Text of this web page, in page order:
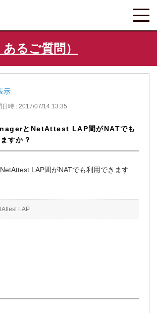
るご質問）
示
日時 : 2017/07/14 13:35
とNetAttest LAP間がNATでも
すか？
LAP間がNATでも利用できます
LAP